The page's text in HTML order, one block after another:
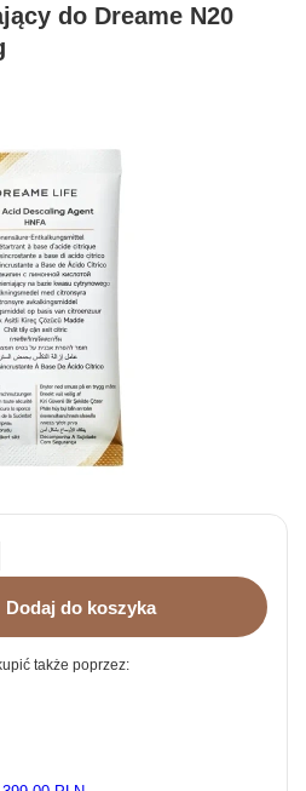
do Dreame N20
Dodaj do koszyka
także poprzez:
Targówek